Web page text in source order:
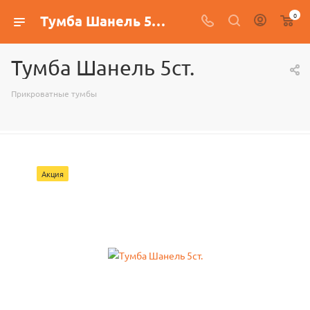
Тумба Шанель 5ст. 0
Тумба Шанель 5ст.
Прикроватные тумбы
Акция